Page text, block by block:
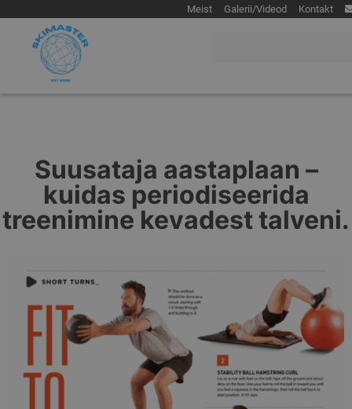
Meist Galerii/Videod Kontakt
Suusataja aastaplaan –
kuidas periodiseerida
treenimine kevadest talveni.